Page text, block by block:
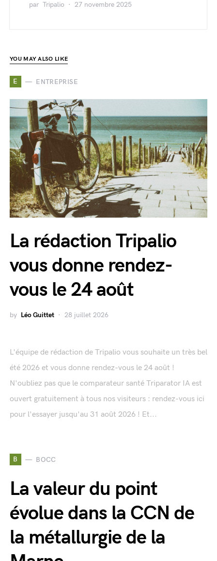
par Tripalio 27 novembre 2025
YOU MAY ALSO LIKE
E ENTREPRISE
La rédaction Tripalio
vous donne rendez-
vous le 24 août
by Léo Guittet 28 juillet 2026
L'équipe de rédaction de Tripalio vous souhaite un très bel
été 2026 et vous donne rendez-vous le 24 août !
N'oubliez pas que le comparateur santé Triparator IA est
ouvert gratuitement à tous nos visiteurs : rendez-vous ici
pour l'essayer jusqu'au 31 août 2026 ! Et...
B BOCC
La valeur du point
évolue dans la CCN de
la métallurgie de la